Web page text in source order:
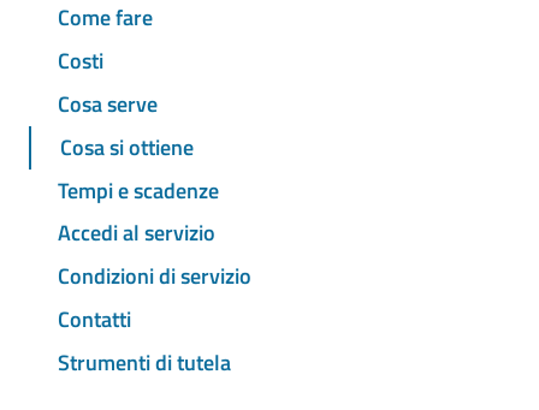
Come fare
Costi
Cosa serve
Cosa si ottiene
Tempi e scadenze
Accedi al servizio
Condizioni di servizio
Contatti
Strumenti di tutela